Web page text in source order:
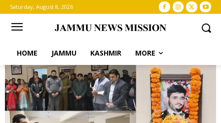
Saturday, August 8, 2026
HOME JAMMU KASHMIR MORE